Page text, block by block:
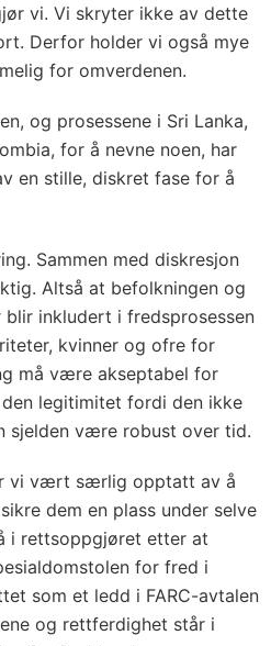
vi. Vi skryter ikke av dette
Derfor holder vi også mye
for omverdenen.
og prosessene i Sri Lanka,
for å nevne noen, har
en stille, diskret fase for å
Sammen med diskresjon
Altså at befolkningen og
blir inkludert i fredsprosessen
kvinner og ofre for
må være akseptabel for
legitimitet fordi den ikke
sjelden være robust over tid.
vi vært særlig opptatt av å
dem en plass under selve
i rettsoppgjøret etter at
for fred i
som et ledd i FARC-avtalen
og rettferdighet står i